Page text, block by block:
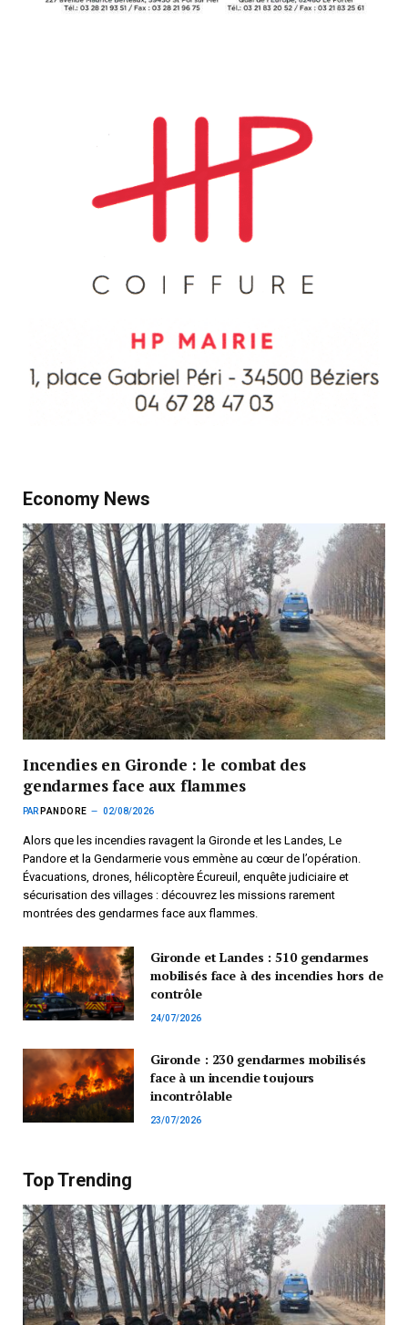
Economy News
Incendies en Gironde : le combat des
gendarmes face aux flammes
PAR PANDORE 02/08/2026
Alors que les incendies ravagent la Gironde et les Landes, Le
Pandore et la Gendarmerie vous emmène au cœur de l’opération.
Évacuations, drones, hélicoptère Écureuil, enquête judiciaire et
sécurisation des villages : découvrez les missions rarement
montrées des gendarmes face aux flammes.
Gironde et Landes : 510 gendarmes
mobilisés face à des incendies hors de
contrôle
24/07/2026
Gironde : 230 gendarmes mobilisés
face à un incendie toujours
incontrôlable
23/07/2026
Top Trending